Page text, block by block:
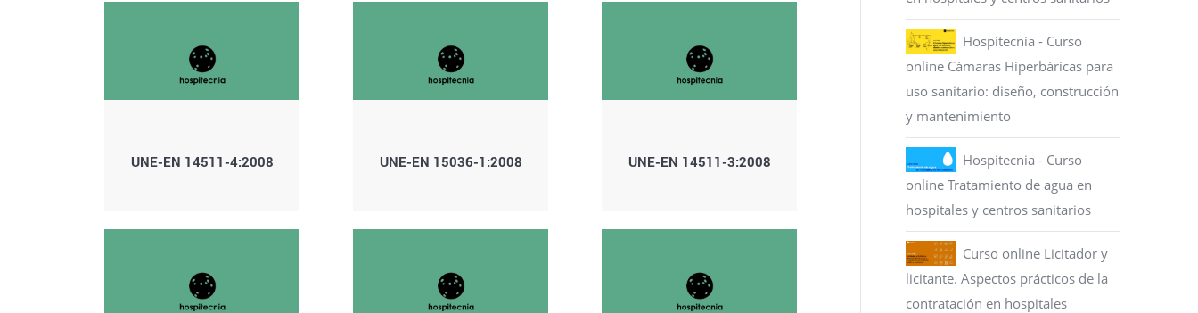
UNE-EN 14511-4:2008 UNE-EN 15036-1:2008 UNE-EN 14511-3:2008
Hospitecnia - Curso
online Cámaras Hiperbáricas para
uso sanitario: diseño, construcción
y mantenimiento
Hospitecnia - Curso
online Tratamiento de agua en
hospitales y centros sanitarios
Curso online Licitador y
licitante. Aspectos prácticos de la
contratación en hospitales